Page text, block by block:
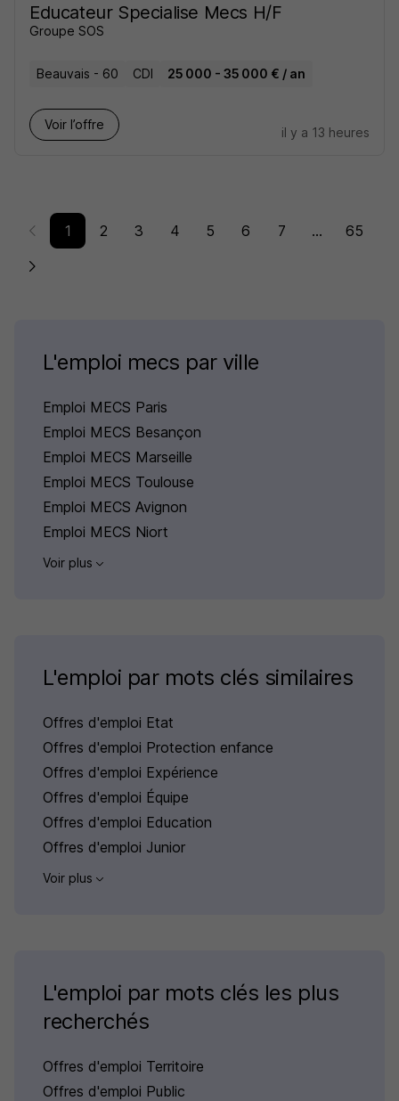
Educateur Specialise Mecs H/F
Groupe SOS
Beauvais - 60 CDI 25 000 - 35 000 € / an
Voir l’offre
il y a 13 heures
1 2 3 4 5 6 7 ... 65
L'emploi mecs par ville
Emploi MECS Paris
Emploi MECS Besançon
Emploi MECS Marseille
Emploi MECS Toulouse
Emploi MECS Avignon
Emploi MECS Niort
Voir plus
L'emploi par mots clés similaires
Offres d'emploi Etat
Offres d'emploi Protection enfance
Offres d'emploi Expérience
Offres d'emploi Équipe
Offres d'emploi Education
Offres d'emploi Junior
Voir plus
L'emploi par mots clés les plus
recherchés
Offres d'emploi Territoire
Offres d'emploi Public